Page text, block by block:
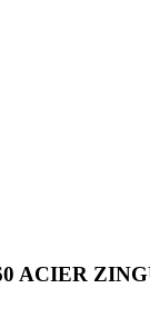
ACIER